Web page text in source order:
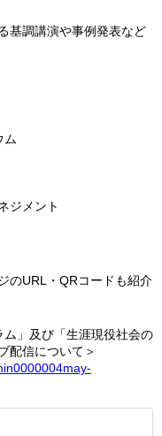
基調講演や事例発表など
ム
ジメント
のURL・QRコードも紹介
」及び「生涯現役社会の
配信について＞